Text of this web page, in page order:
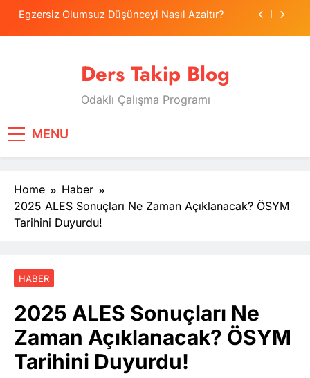
SkipEgzersiz Olumsuz Düşünceyi Nasıl Azaltır?
Tercih Stresinde Veliler Çocuğa Nasıl Destek
Tekrarlama Zorlantısı: Neden Geçmişi
Egzersiz Olumsuz Düşünceyi Nasıl Azaltır?
Psikolojide Sistematik Duyarsızlaştırma
Tercih Stresinde Veliler Çocuğa Nasıl Destek
Olur?
Ders Takip Blog
Odaklı Çalışma Programı
MENU
Home
Haber
2025 ALES Sonuçları Ne Zaman Açıklanacak? ÖSYM
Tarihini Duyurdu!
HABER
2025 ALES Sonuçları Ne
Zaman Açıklanacak? ÖSYM
Tarihini Duyurdu!